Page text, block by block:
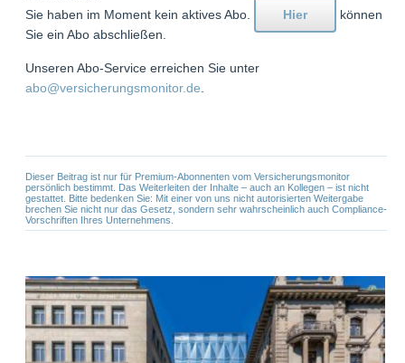
Sie haben im Moment kein aktives Abo.
Hier
können
Sie ein Abo abschließen.
Unseren Abo-Service erreichen Sie unter
abo@versicherungsmonitor.de
Dieser Beitrag ist nur für Premium-Abonnenten vom Versicherungsmonitor
persönlich bestimmt. Das Weiterleiten der Inhalte – auch an Kollegen – ist nicht
gestattet. Bitte bedenken Sie: Mit einer von uns nicht autorisierten Weitergabe
brechen Sie nicht nur das Gesetz, sondern sehr wahrscheinlich auch Compliance-
Vorschriften Ihres Unternehmens.